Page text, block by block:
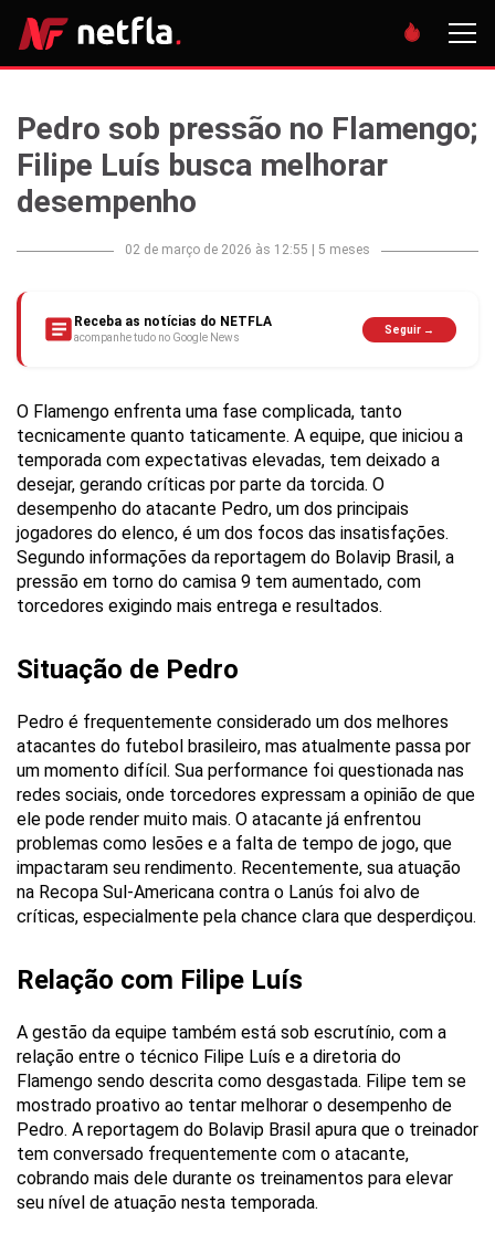
Pedro sob pressão no Flamengo;
Filipe Luís busca melhorar
desempenho
02 de março de 2026 às 12:55 5 meses
Receba as notícias do NETFLA
acompanhe tudo no Google News
Seguir →
O Flamengo enfrenta uma fase complicada, tanto
tecnicamente quanto taticamente. A equipe, que iniciou a
temporada com expectativas elevadas, tem deixado a
desejar, gerando críticas por parte da torcida. O
desempenho do atacante Pedro, um dos principais
jogadores do elenco, é um dos focos das insatisfações.
Segundo informações da reportagem do Bolavip Brasil, a
pressão em torno do camisa 9 tem aumentado, com
torcedores exigindo mais entrega e resultados.
Situação de Pedro
Pedro é frequentemente considerado um dos melhores
atacantes do futebol brasileiro, mas atualmente passa por
um momento difícil. Sua performance foi questionada nas
redes sociais, onde torcedores expressam a opinião de que
ele pode render muito mais. O atacante já enfrentou
problemas como lesões e a falta de tempo de jogo, que
impactaram seu rendimento. Recentemente, sua atuação
na Recopa Sul-Americana contra o Lanús foi alvo de
críticas, especialmente pela chance clara que desperdiçou.
Relação com Filipe Luís
A gestão da equipe também está sob escrutínio, com a
relação entre o técnico Filipe Luís e a diretoria do
Flamengo sendo descrita como desgastada. Filipe tem se
mostrado proativo ao tentar melhorar o desempenho de
Pedro. A reportagem do Bolavip Brasil apura que o treinador
tem conversado frequentemente com o atacante,
cobrando mais dele durante os treinamentos para elevar
seu nível de atuação nesta temporada.